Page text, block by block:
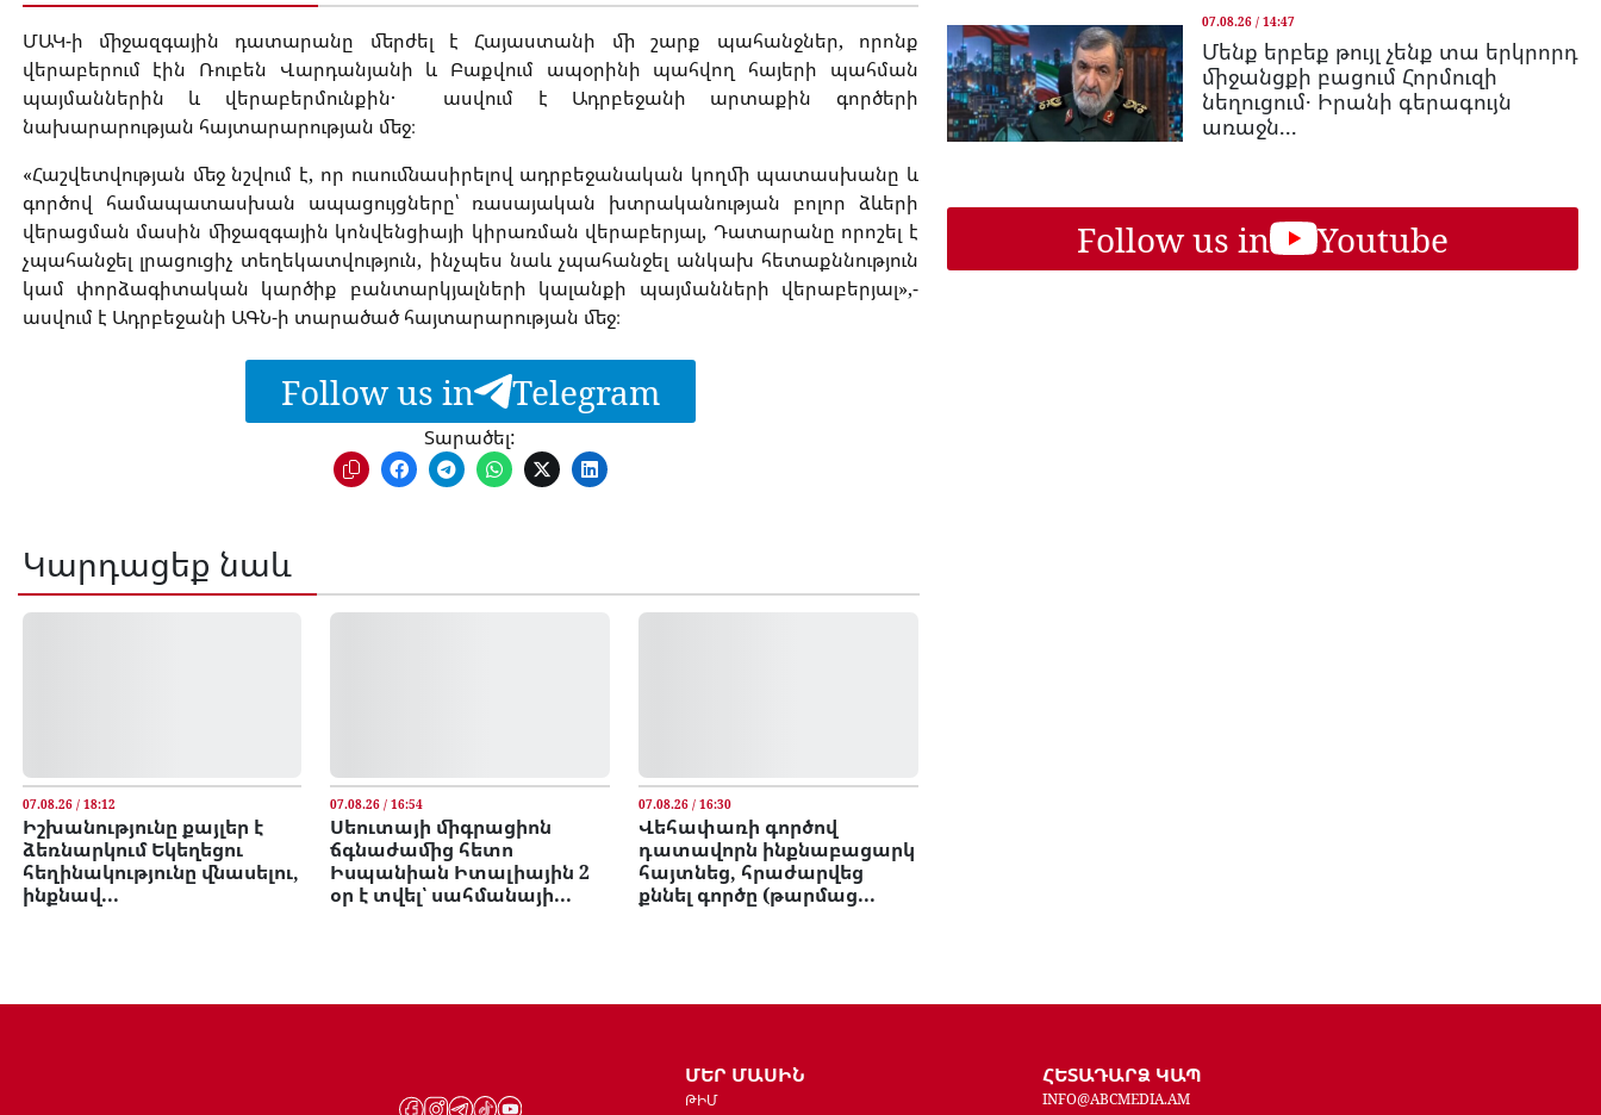
ՄԱԿ-ի միջազգային դատարանը մերժել է Հայաստանի մի շարք պահանջներ, որոնք
վերաբերում էին Ռուբեն Վարդանյանի և Բաքվում ապօրինի պահվող հայերի պահման
պայմաններին և վերաբերմունքին․ ասվում է Ադրբեջանի արտաքին գործերի
նախարարության հայտարարության մեջ։
«Հաշվետվության մեջ նշվում է, որ ուսումնասիրելով ադրբեջանական կողմի պատասխանը և
գործով համապատասխան ապացույցները՝ ռասայական խտրականության բոլոր ձևերի
վերացման մասին միջազգային կոնվենցիայի կիրառման վերաբերյալ, Դատարանը որոշել է
չպահանջել լրացուցիչ տեղեկատվություն, ինչպես նաև չպահանջել անկախ հետաքննություն
կամ փորձագիտական ​​կարծիք բանտարկյալների կալանքի պայմանների վերաբերյալ»,-
ասվում է Ադրբեջանի ԱԳՆ-ի տարածած հայտարարության մեջ։
Follow us in Telegram
Տարածել:
Կարդացեք նաև
07.08.26 / 18:12
Իշխանությունը քայլեր է
ձեռնարկում Եկեղեցու
հեղինակությունը վնասելու,
ինքնավ...
07.08.26 / 16:54
Սեուտայի միգրացիոն
ճգնաժամից հետո
Իսպանիան Իտալիային 2
օր է տվել՝ սահմանայի...
07.08.26 / 16:30
Վեհափառի գործով
դատավորն ինքնաբացարկ
հայտնեց, հրաժարվեց
քննել գործը (թարմաց...
07.08.26 / 14:47
Մենք երբեք թույլ չենք տա երկրորդ
միջանցքի բացում Հորմուզի
նեղուցում․ Իրանի գերագույն
առաջն...
Follow us in Youtube
ՄԵՐ ՄԱՍԻՆ
ԹԻՄ
ՀԵՏԱԴԱՐՁ ԿԱՊ
INFO@ABCMEDIA.AM